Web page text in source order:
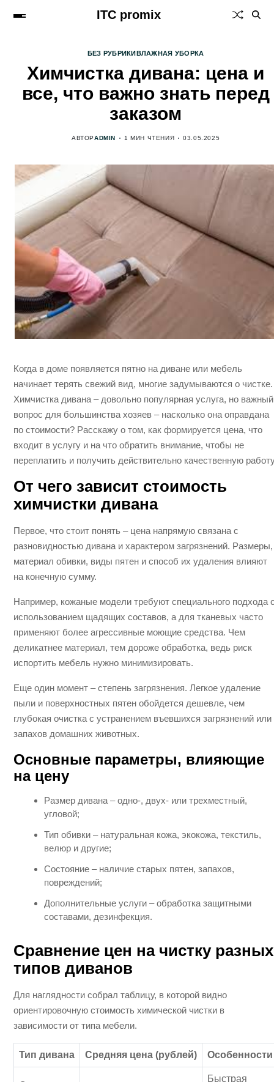
ITC promix
БЕЗ РУБРИКИВЛАЖНАЯ УБОРКА
Химчистка дивана: цена и
все, что важно знать перед
заказом
АВТОРADMIN 1 МИН ЧТЕНИЯ 03.05.2025
Когда в доме появляется пятно на диване или мебель
начинает терять свежий вид, многие задумываются о чистке.
Химчистка дивана – довольно популярная услуга, но важный
вопрос для большинства хозяев – насколько она оправдана
по стоимости? Расскажу о том, как формируется цена, что
входит в услугу и на что обратить внимание, чтобы не
переплатить и получить действительно качественную
От чего зависит стоимость
химчистки дивана
Первое, что стоит понять – цена напрямую связана с
разновидностью дивана и характером загрязнений. Размеры,
материал обивки, виды пятен и способ их удаления влияют
на конечную сумму.
Например, кожаные модели требуют специального подхода
использованием щадящих составов, а для тканевых часто
применяют более агрессивные моющие средства. Чем
деликатнее материал, тем дороже обработка, ведь риск
испортить мебель нужно минимизировать.
Еще один момент – степень загрязнения. Легкое удаление
пыли и поверхностных пятен обойдется дешевле, чем
глубокая очистка с устранением въевшихся загрязнений или
запахов домашних животных.
Основные параметры, влияющие
на цену
Размер дивана – одно-, двух- или трехместный,
угловой;
Тип обивки – натуральная кожа, экокожа, текстиль,
велюр и другие;
Состояние – наличие старых пятен, запахов,
повреждений;
Дополнительные услуги – обработка защитными
составами, дезинфекция.
Сравнение цен на чистку разных
типов диванов
Для наглядности собрал таблицу, в которой видно
ориентировочную стоимость химической чистки в
зависимости от типа мебели.
Тип дивана Средняя цена (рублей) Особенности
Быстрая